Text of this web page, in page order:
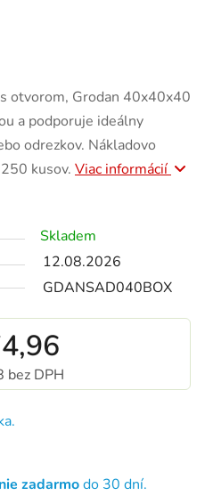
otvorom, Grodan 40x40x40
a podporuje ideálny
odrezkov. Nákladovo
kusov. Viac informácií
Skladem
12.08.2026
GDANSAD040BOX
bez DPH
zadarmodo 30 dní.